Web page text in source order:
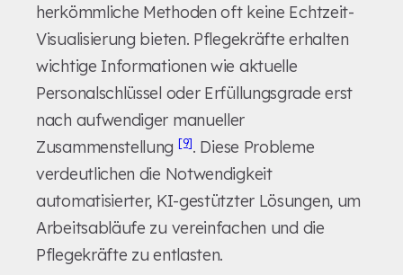
herkömmliche Methoden oft keine Echtzeit-
Visualisierung bieten. Pflegekräfte erhalten
wichtige Informationen wie aktuelle
Personalschlüssel oder Erfüllungsgrade erst
nach aufwendiger manueller
Zusammenstellung [9]. Diese Probleme
verdeutlichen die Notwendigkeit
automatisierter, KI-gestützter Lösungen, um
Arbeitsabläufe zu vereinfachen und die
Pflegekräfte zu entlasten.